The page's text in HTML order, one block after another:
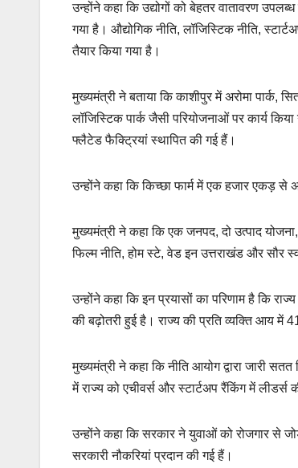
उन्होंने कहा कि उद्योगों को बेहतर वातावरण
गया है। औद्योगिक नीति, लॉजिस्टिक नीति,
तैयार किया गया है।
मुख्यमंत्री ने बताया कि काशीपुर में अरोमा पार्क,
लॉजिस्टिक पार्क जैसी परियोजनाओं पर कार्य
फ्लैटेड फैक्ट्रियां स्थापित की गई हैं।
उन्होंने कहा कि किच्छा फार्म में एक हजार एकड़ से
मुख्यमंत्री ने कहा कि एक जनपद, दो उत्पाद
फिल्म नीति, होम स्टे, वेड इन उत्तराखंड और सौर
उन्होंने कहा कि इन प्रयासों का परिणाम है कि
की बढ़ोतरी हुई है। राज्य की प्रति व्यक्ति आय में
मुख्यमंत्री ने कहा कि नीति आयोग द्वारा जारी
में राज्य को एचीवर्स और स्टार्टअप रैंकिंग में लीडर्स
उन्होंने कहा कि सरकार ने युवाओं को रोजगार से
सरकारी नौकरियां प्रदान की गई हैं।